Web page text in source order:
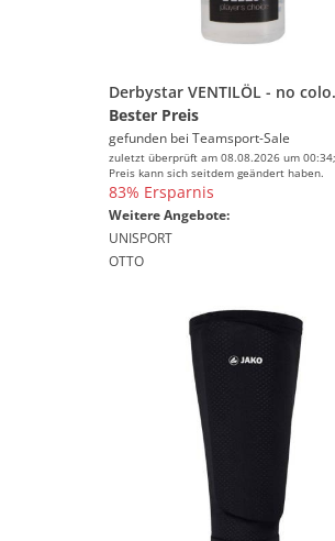
Bester Preis
gefunden bei Teamsport-Sale
zuletzt überprüft am 08.08.2026 um
Preis kann sich seitdem geändert haben.
83% Ersparnis
Weitere Angebote:
UNISPORT
OTTO